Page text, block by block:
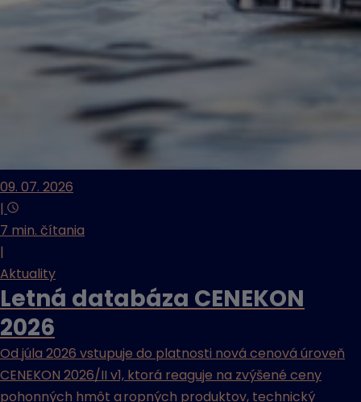
09. 07. 2026
|
7 min. čítania
|
Aktuality
Letná databáza CENEKON
2026
Od júla 2026 vstupuje do platnosti nová cenová úroveň
CENEKON 2026/II v1, ktorá reaguje na zvýšené ceny
pohonných hmôt a ropných produktov, technický